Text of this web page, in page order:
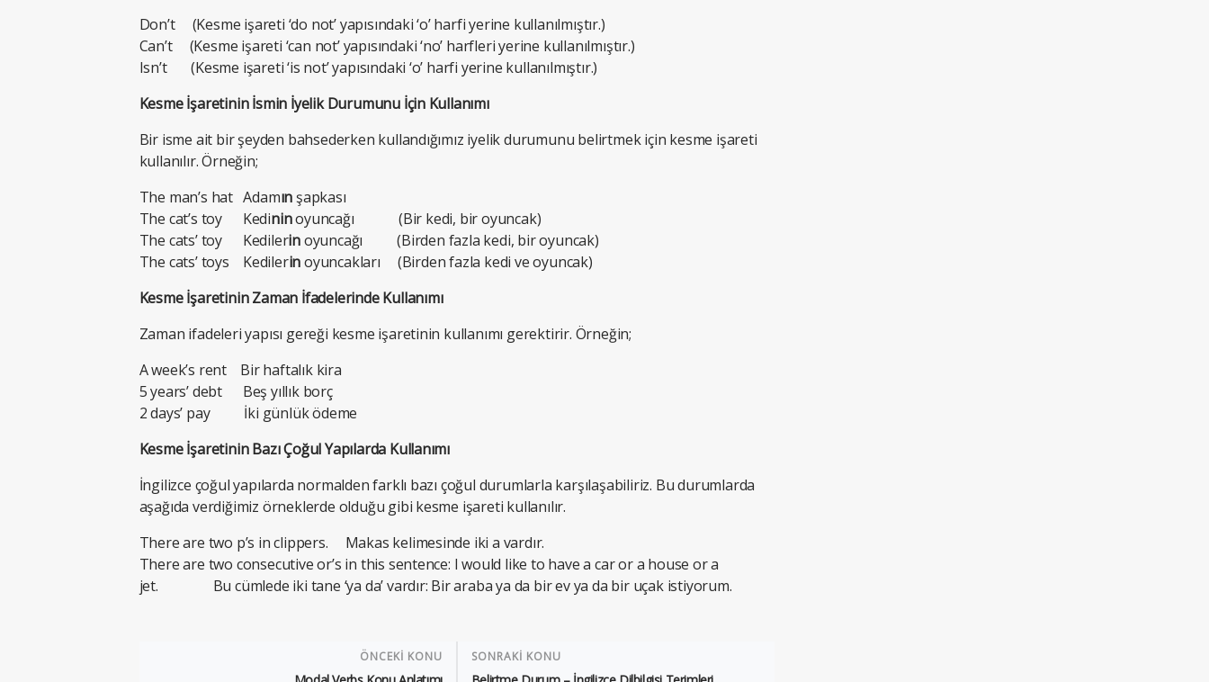
Don’t (Kesme işareti ‘do not’ yapısındaki ‘o’ harfi yerine kullanılmıştır.)
Can’t (Kesme işareti ‘can not’ yapısındaki ‘no’ harfleri yerine kullanılmıştır.)
Isn’t (Kesme işareti ‘is not’ yapısındaki ‘o’ harfi yerine kullanılmıştır.)
Kesme İşaretinin İsmin İyelik Durumunu İçin Kullanımı
Bir isme ait bir şeyden bahsederken kullandığımız iyelik durumunu belirtmek için kesme işareti
kullanılır. Örneğin;
The man’s hat Adamınşapkası
The cat’s toy Kedininoyuncağı (Bir kedi, bir oyuncak)
The cats’ toy Kedilerinoyuncağı (Birden fazla kedi, bir oyuncak)
The cats’ toys Kedilerinoyuncakları (Birden fazla kedi ve oyuncak)
Kesme İşaretinin Zaman İfadelerinde Kullanımı
Zaman ifadeleri yapısı gereği kesme işaretinin kullanımı gerektirir. Örneğin;
A week’s rent Bir haftalık kira
5 years’ debt Beş yıllık borç
2 days’ pay İki günlük ödeme
Kesme İşaretinin Bazı Çoğul Yapılarda Kullanımı
İngilizce çoğul yapılarda normalden farklı bazı çoğul durumlarla karşılaşabiliriz. Bu durumlarda
aşağıda verdiğimiz örneklerde olduğu gibi kesme işareti kullanılır.
There are two p’s in clippers. Makas kelimesinde iki a vardır.
There are two consecutive or’s in this sentence: I would like to have a car or a house or a
jet. Bu cümlede iki tane ‘ya da’ vardır: Bir araba ya da bir ev ya da bir uçak istiyorum.
ÖNCEKİ KONU SONRAKİ KONU